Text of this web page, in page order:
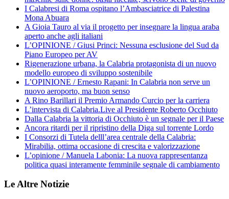
I Calabresi di Roma ospitano l’Ambasciatrice di Palestina
Mona Abuara
A Gioia Tauro al via il progetto per insegnare la lingua araba
aperto anche agli italiani
L’OPINIONE / Giusi Princi: Nessuna esclusione del Sud da
Piano Europeo per AV
Rigenerazione urbana, la Calabria protagonista di un nuovo
modello europeo di sviluppo sostenibile
L’OPINIONE / Ernesto Rapani: In Calabria non serve un
nuovo aeroporto, ma buon senso
A Rino Barillari il Premio Armando Curcio per la carriera
L’intervista di Calabria.Live al Presidente Roberto Occhiuto
Dalla Calabria la vittoria di Occhiuto è un segnale per il Paese
Ancora ritardi per il ripristino della Diga sul torrente Lordo
I Consorzi di Tutela delll’area centrale della Calabria:
Mirabilia, ottima occasione di crescita e valorizzazione
L’opinione / Manuela Labonia: La nuova rappresentanza
politica quasi interamente femminile segnale di cambiamento
Le Altre Notizie